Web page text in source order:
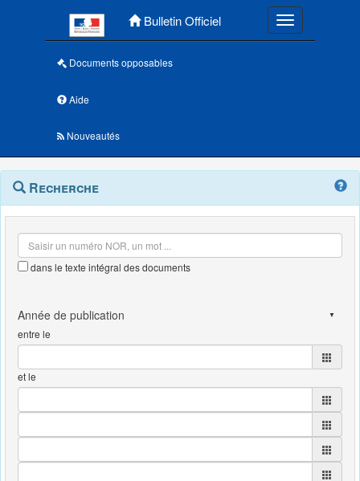
Bulletin Officiel Toggle
Documents opposables
Aide
Nouveautés
Navigation
outils
Menu
contextuel
Recherche
dans le texte intégral des documents
entre le
et le